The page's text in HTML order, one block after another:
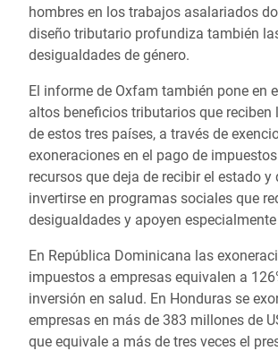
hombres en los trabajos asalariados
diseño tributario profundiza también
desigualdades de género.
El informe de Oxfam también pone en
altos beneficios tributarios que reciben
de estos tres países, a través de
exoneraciones en el pago de
recursos que deja de recibir el estado y
invertirse en programas sociales que
desigualdades y apoyen
En República Dominicana las
impuestos a empresas equivalen a
inversión en salud. En Honduras se
empresas en más de 383 millones de
que equivale a más de tres veces el